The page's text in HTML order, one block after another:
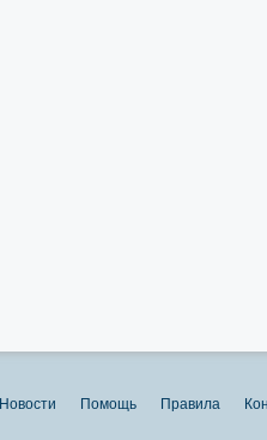
Новости Помощь Правила